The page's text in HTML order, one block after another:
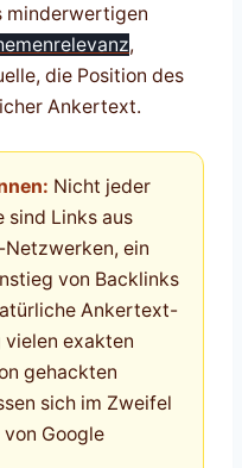
minderwertigen
,
die Position des
Ankertext.
Nicht jeder
sind Links aus
ein
von Backlinks
Ankertext-
exakten
gehackten
sich im Zweifel
Google